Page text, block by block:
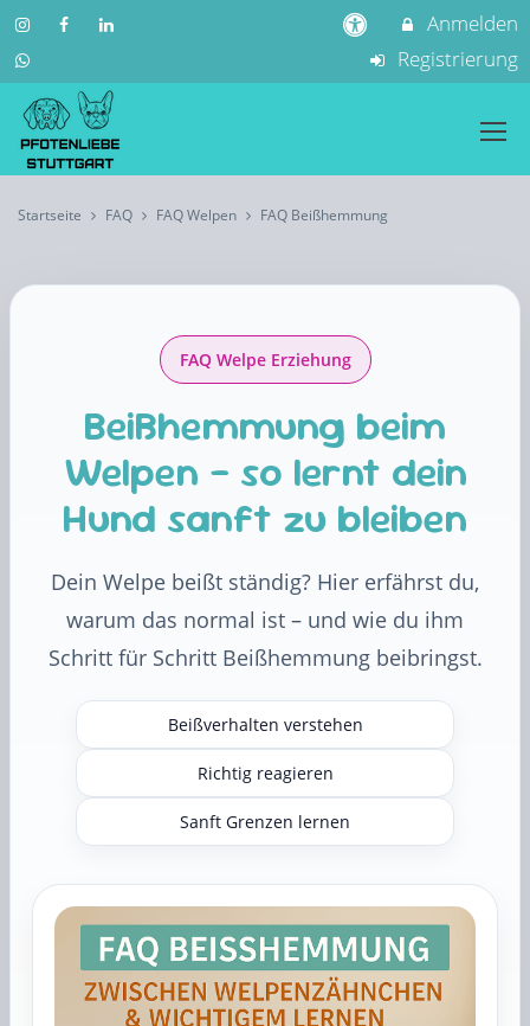
Anmelden
Registrierung
Startseite FAQ FAQ Welpen FAQ Beißhemmung
FAQ Welpe Erziehung
Beißhemmung beim
Welpen – so lernt dein
Hund sanft zu bleiben
Dein Welpe beißt ständig? Hier erfährst du,
warum das normal ist – und wie du ihm
Schritt für Schritt Beißhemmung beibringst.
Beißverhalten verstehen
Richtig reagieren
Sanft Grenzen lernen